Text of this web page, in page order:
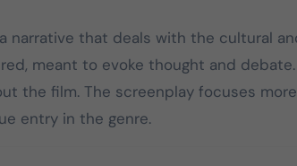
narrative that deals with the cultural
meant to evoke thought and
the film. The screenplay focuses
entry in the genre.